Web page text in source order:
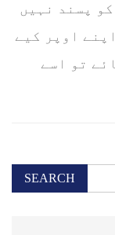
پسند نہیں
اوپر کیے
تو اسے